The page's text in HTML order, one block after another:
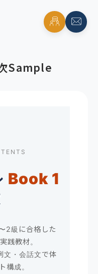
Sample
Book 1
2級に合格した
践教材。
文・会話文で体
構成。